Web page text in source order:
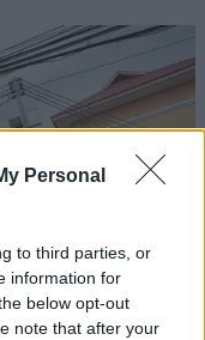
Personal
to third parties, or
information for
below opt-out
note that after your